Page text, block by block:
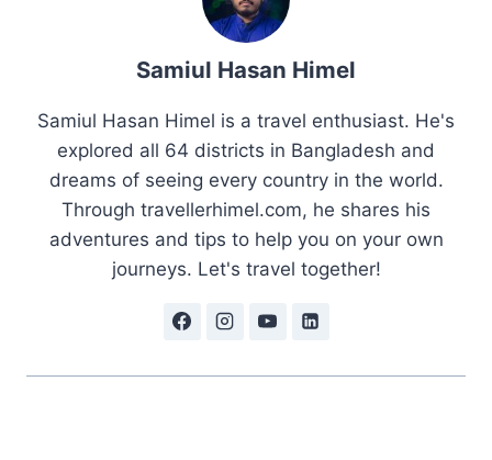
Samiul Hasan Himel
Samiul Hasan Himel is a travel enthusiast. He's
explored all 64 districts in Bangladesh and
dreams of seeing every country in the world.
Through travellerhimel.com, he shares his
adventures and tips to help you on your own
journeys. Let's travel together!